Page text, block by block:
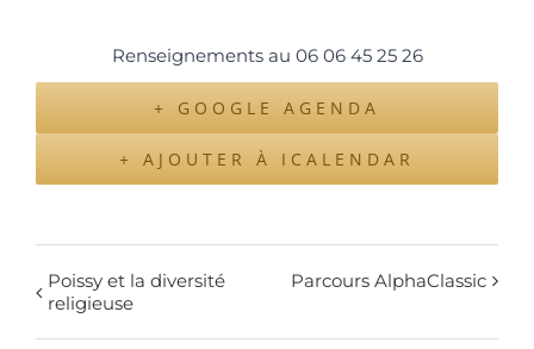
Renseignements au 06 06 45 25 26
+ GOOGLE AGENDA
+ AJOUTER À ICALENDAR
Poissy et la diversité
religieuse
Parcours AlphaClassic